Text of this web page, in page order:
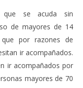
que se acuda sin
de mayores de 14
por razones de
ir acompañados.
ir acompañados por
mayores de 70